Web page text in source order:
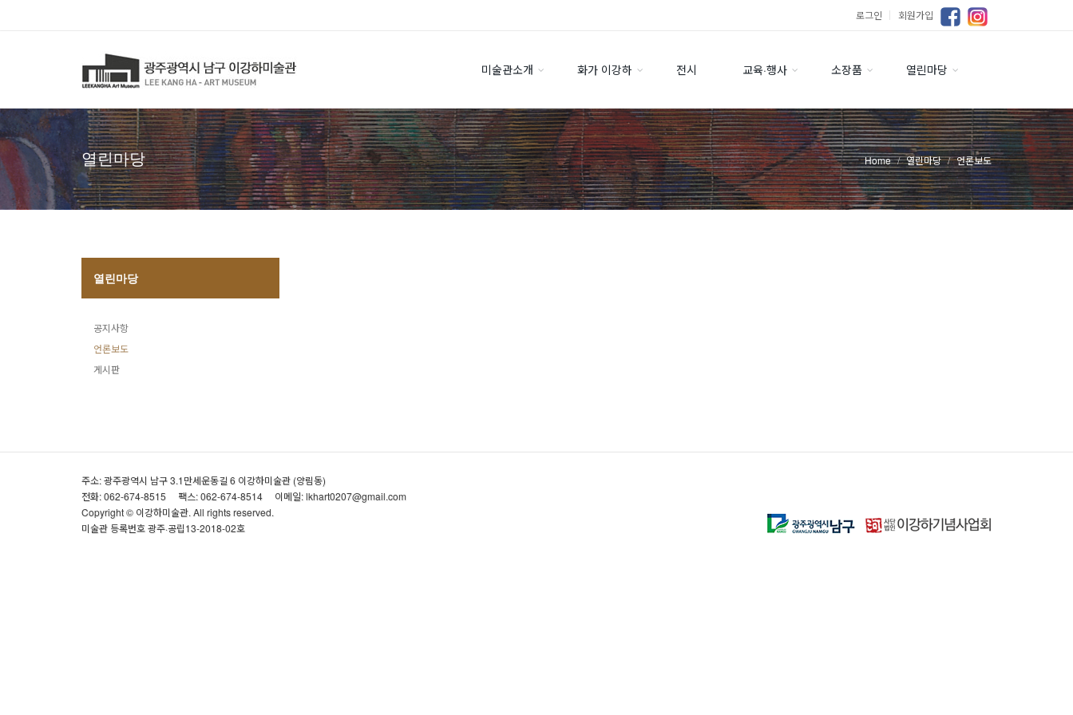
로그인 ｜ 회원가입
미술관소개 화가 이강하 전시 교육·행사 소장품 열린마당
열린마당 Home 열린마당 언론보도
열린마당
공지사항
언론보도
게시판
주소: 광주광역시 남구 3.1만세운동길 6 이강하미술관 (양림동)
전화: 062-674-8515
팩스: 062-674-8514
이메일: lkhart0207@gmail.com
Copyright © 이강하미술관. All rights reserved.
미술관 등록번호 광주·공립13-2018-02호